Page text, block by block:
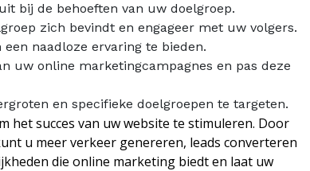
bij de behoeften van uw doelgroep.
zich bevindt en engageer met uw volgers.
naadloze ervaring te bieden.
uw online marketingcampagnes en pas deze
en specifieke doelgroepen te targeten.
succes van uw website te stimuleren. Door
u meer verkeer genereren, leads converteren
die online marketing biedt en laat uw